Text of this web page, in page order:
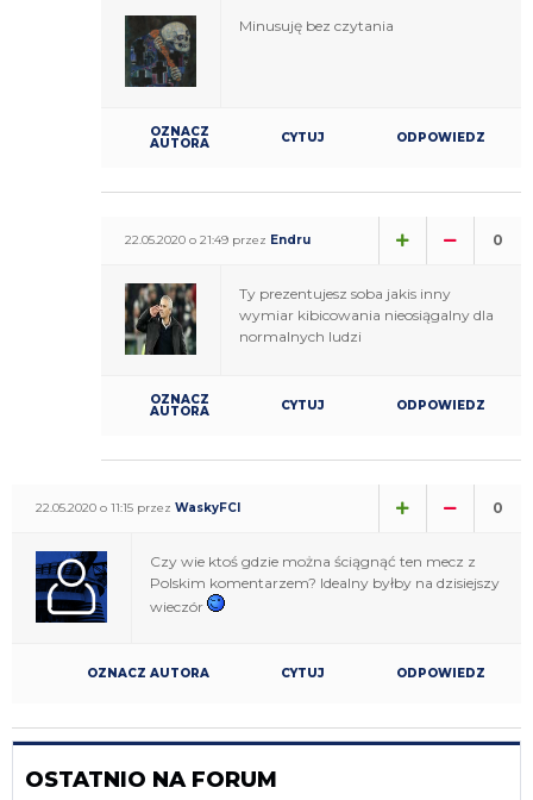
Minusuję bez czytania
OZNACZ
AUTORA CYTUJ ODPOWIEDZ
22.05.2020 o 21:49 przez Endru 0
Ty prezentujesz soba jakis inny
wymiar kibicowania nieosiągalny dla
normalnych ludzi
OZNACZ
AUTORA CYTUJ ODPOWIEDZ
22.05.2020 o 11:15 przez WaskyFCI 0
Czy wie ktoś gdzie można ściągnąć ten mecz z
Polskim komentarzem? Idealny byłby na dzisiejszy
wieczór
OZNACZ AUTORA CYTUJ ODPOWIEDZ
OSTATNIO NA FORUM